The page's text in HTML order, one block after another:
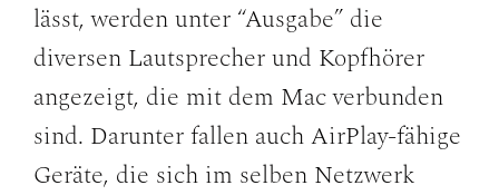
lässt, werden unter “Ausgabe” die
diversen Lautsprecher und Kopfhörer
angezeigt, die mit dem Mac verbunden
sind. Darunter fallen auch AirPlay-fähige
Geräte, die sich im selben Netzwerk